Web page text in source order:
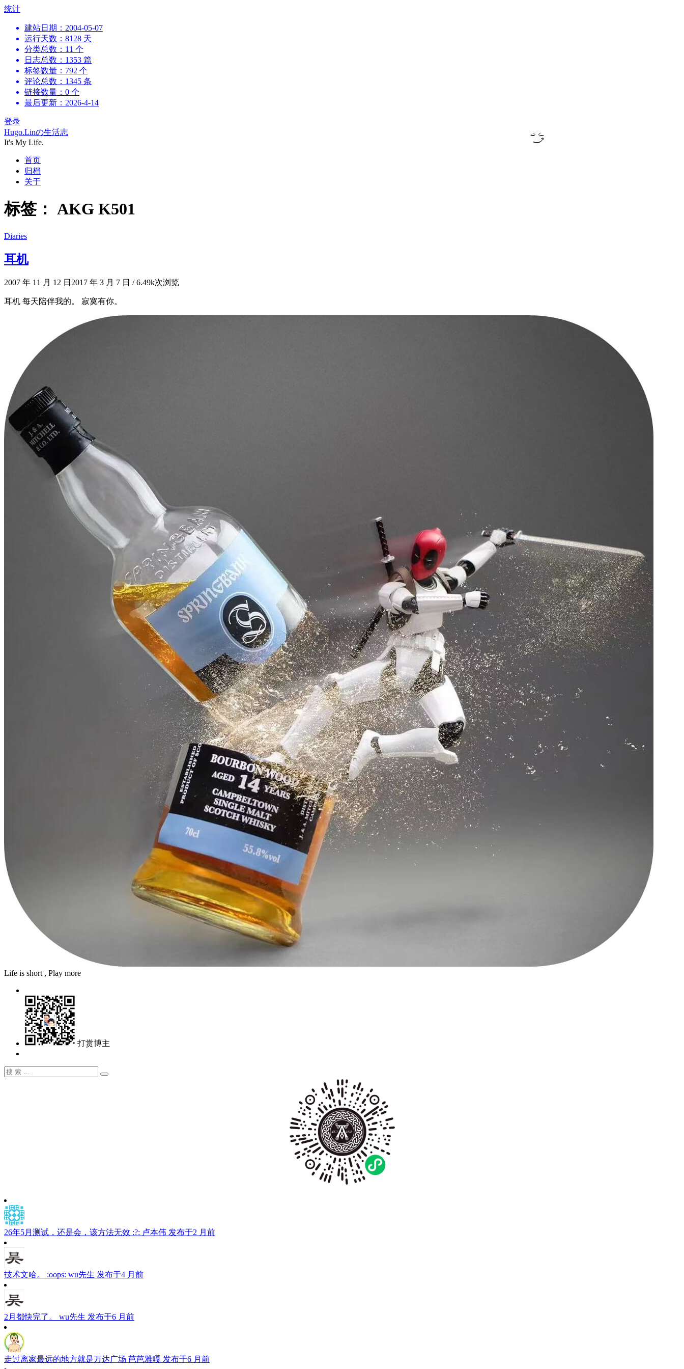
跳
统计
建站日期：2004-05-07
运行天数：8128 天
分类总数：11 个
日志总数：1353 篇
标签数量：792 个
评论总数：1345 条
链接数量：0 个
最后更新：2026-4-14
登录
Hugo.Linの生活志
It's My Life.
首页
归档
关于
标签： AKG K501
Diaries
耳机
2007 年 11 月 12 日 2017 年 3 月 7 日 /6.49k次浏览
耳机 每天陪伴我的。 寂寞有你。
Life is short , Play more
打赏博主
搜
搜
26年5月测试，还是会，该方法无效 :?: 卢本伟 发布于2 月前
技术文哈。 :oops: wu先生 发布于4 月前
2月都快完了。 wu先生 发布于6 月前
走过离家最远的地方就是万达广场 芭芭雅嘎 发布于6 月前